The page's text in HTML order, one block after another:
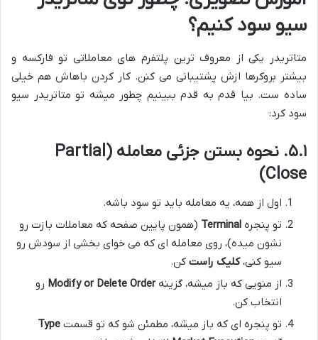
سیو سود کنیم؟
متاتریدر یکی از معروف ترین پلتفرم های معاملاتی تو فارکسه و
بیشتر بروکرها ازش پشتیبانی می کنن. کار کردن باهاش هم خیلی
ساده ست. بیا قدم به قدم ببینیم چطور میشه تو متاتریدر سیو
سود کرد:
۵.۱. نحوه بستن جزئی معامله (Partial
Close)
اول از همه، یه معامله باید تو سود باشه.
تو پنجره Terminal (همون پایین صفحه که معاملات بازت رو
نشون میده)، روی معامله ای که می خوای بخشی از سودش رو
سیو کنی،کلیک راست کن.
از منویی که باز میشه، گزینهModify or Delete Order رو
انتخاب کن.
تو پنجره ای که باز میشه، مطمئن شو که تو قسمت Type